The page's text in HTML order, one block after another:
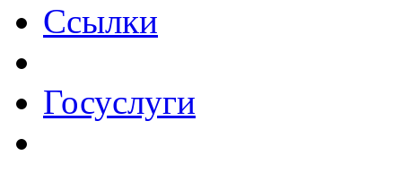
Ссылки
Госуслуги